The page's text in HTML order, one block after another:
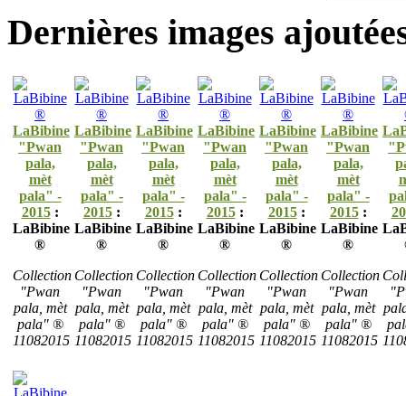
Dernières images
LaBibine
"Pwan
pala,
mèt
pala" -
2015:
LaBibine
®
Collection
"Pwan
pala, mèt
pala" ®
11082015
LaBibine
"Pwan
pala,
mèt
pala" -
2015:
LaBibine
®
Collection
"Pwan
pala, mèt
pala" ®
11082015
LaBibine
"Pwan
pala,
mèt
pala" -
2015:
LaBibine
®
Collection
"Pwan
pala, mèt
pala" ®
11082015
LaBibine
"Pwan
pala,
mèt
pala" -
2015:
LaBibine
®
Collection
"Pwan
pala, mèt
pala" ®
11082015
LaBibine
"Pwan
pala,
mèt
pala" -
2015:
LaBibine
®
Collection
"Pwan
pala, mèt
pala" ®
11082015
LaBibine
"Pwan
pala,
mèt
pala" -
2015:
LaBibine
®
Collection
"Pwan
pala, mèt
pala" ®
11082015